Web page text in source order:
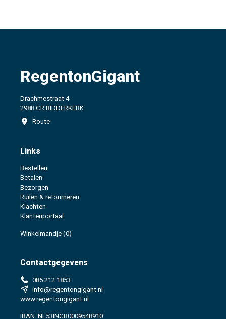
RegentonGigant
Drachmestraat 4
2988 CR RIDDERKERK
Route
Links
Bestellen
Betalen
Bezorgen
Ruilen & retourneren
Klachten
Klantenportaal
Winkelmandje (0)
Contactgegevens
085 212 1853
info@regentongigant.nl
www.regentongigant.nl
IBAN: NL53INGB0009548910